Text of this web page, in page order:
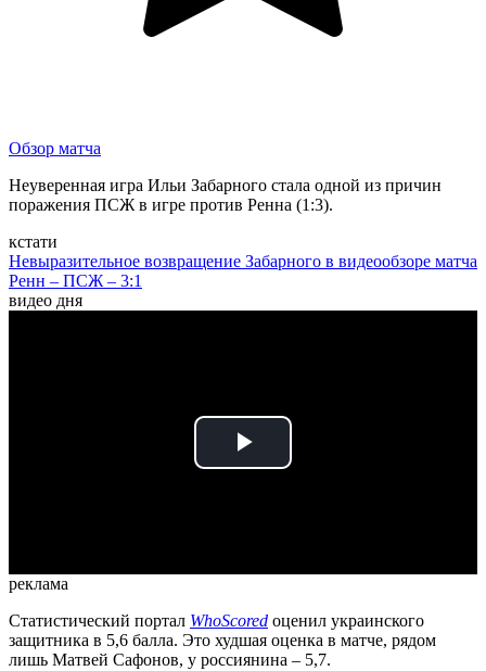
Обзор матча
Неуверенная игра Ильи Забарного стала одной из причин
поражения ПСЖ в игре против Ренна (1:3).
кстати
Невыразительное возвращение Забарного в видеообзоре матча
Ренн – ПСЖ – 3:1
видео дня
Play
реклама
Статистический портал WhoScored оценил украинского
защитника в 5,6 балла. Это худшая оценка в матче, рядом
лишь Матвей Сафонов, у россиянина – 5,7.